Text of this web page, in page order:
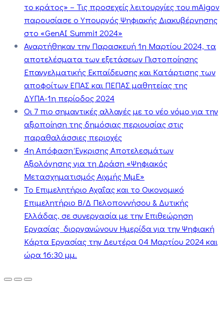
το κράτος» – Τις προσεχείς λειτουργίες του mAigov
παρουσίασε ο Υπουργός Ψηφιακής Διακυβέρνησης
στο «GenAI Summit 2024»
Αναρτήθηκαν την Παρασκευή 1η Μαρτίου 2024, τα
αποτελέσματα των εξετάσεων Πιστοποίησης
Επαγγελματικής Εκπαίδευσης και Κατάρτισης των
αποφοίτων ΕΠΑΣ και ΠΕΠΑΣ μαθητείας της
ΔΥΠΑ-1η περίοδος 2024
Οι 7 πιο σημαντικές αλλαγές με το νέο νόμο για την
αξιοποίηση της δημόσιας περιουσίας στις
παραθαλάσσιες περιοχές
4η Απόφαση Έγκρισης Αποτελεσμάτων
Αξιολόγησης για τη Δράση «Ψηφιακός
Μετασχηματισμός Αιχμής ΜμΕ»
Το Επιμελητήριο Αχαΐας και το Οικονομικό
Επιμελητήριο Β/Δ Πελοποννήσου & Δυτικής
Ελλάδας, σε συνεργασία με την Επιθεώρηση
Εργασίας διοργανώνουν Ημερίδα για την Ψηφιακή
Κάρτα Εργασίας την Δευτέρα 04 Μαρτίου 2024 και
ώρα 16:30 μμ.